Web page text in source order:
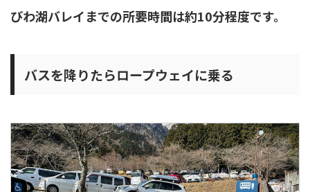
びわ湖バレイまでの所要時間は約10分程度です。
バスを降りたらロープウェイに乗る